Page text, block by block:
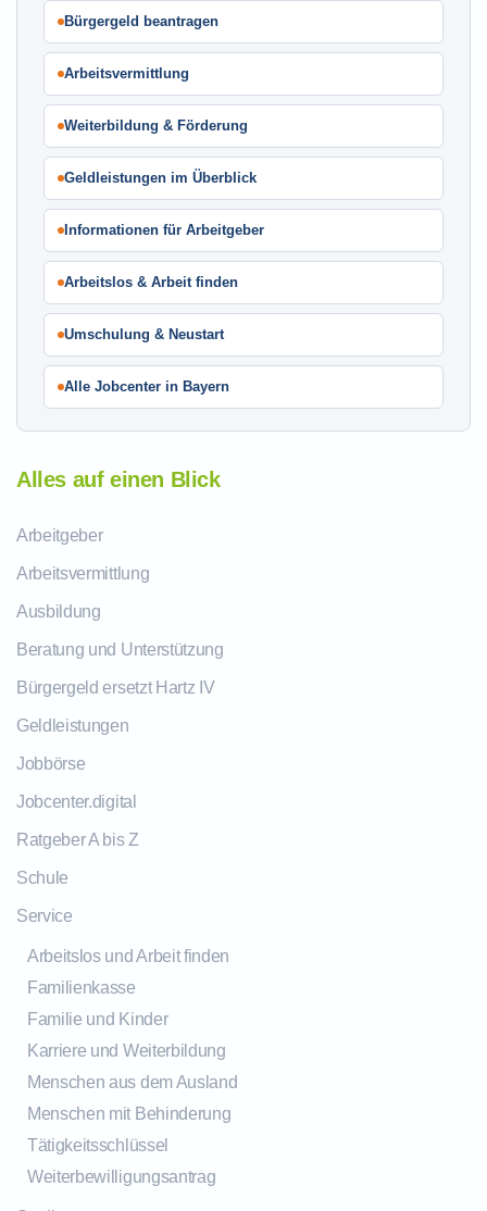
Bürgergeld beantragen
Arbeitsvermittlung
Weiterbildung & Förderung
Geldleistungen im Überblick
Informationen für Arbeitgeber
Arbeitslos & Arbeit finden
Umschulung & Neustart
Alle Jobcenter in Bayern
Alles auf einen Blick
Arbeitgeber
Arbeitsvermittlung
Ausbildung
Beratung und Unterstützung
Bürgergeld ersetzt Hartz IV
Geldleistungen
Jobbörse
Jobcenter.digital
Ratgeber A bis Z
Schule
Service
Arbeitslos und Arbeit finden
Familienkasse
Familie und Kinder
Karriere und Weiterbildung
Menschen aus dem Ausland
Menschen mit Behinderung
Tätigkeitsschlüssel
Weiterbewilligungsantrag